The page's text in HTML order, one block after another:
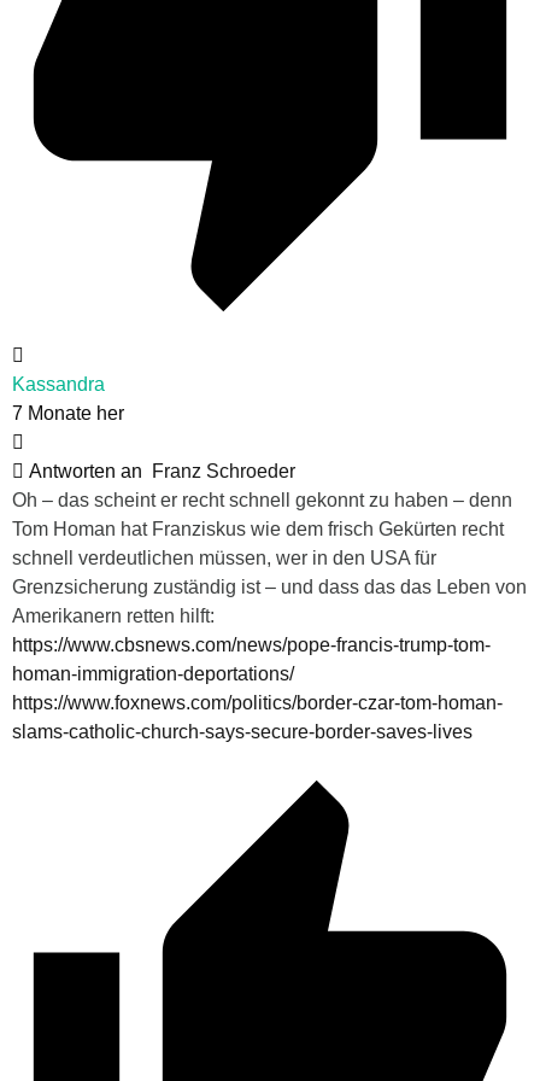
Kassandra
7 Monate her
Antworten an
Franz Schroeder
Oh – das scheint er recht schnell gekonnt zu haben – denn
Tom Homan hat Franziskus wie dem frisch Gekürten recht
schnell verdeutlichen müssen, wer in den USA für
Grenzsicherung zuständig ist – und dass das das Leben von
Amerikanern retten hilft:
https://www.cbsnews.com/news/pope-francis-trump-tom-
homan-immigration-deportations/
https://www.foxnews.com/politics/border-czar-tom-homan-
slams-catholic-church-says-secure-border-saves-lives